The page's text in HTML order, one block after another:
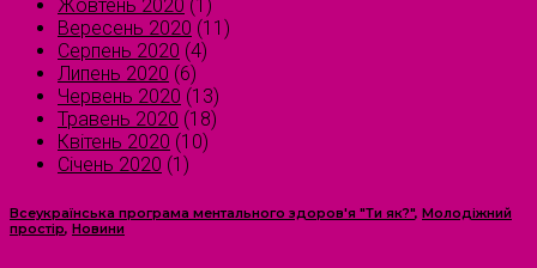
Жовтень 2020 (1)
Вересень 2020 (11)
Серпень 2020 (4)
Липень 2020 (6)
Червень 2020 (13)
Травень 2020 (18)
Квітень 2020 (10)
Січень 2020 (1)
Всеукраїнська програма ментального здоров'я "Ти як?", Молодіжний
простір, Новини